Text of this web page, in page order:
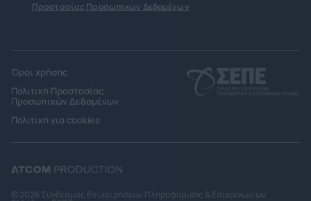
Προστασίας Προσωπικών Δεδομένων
Όροι χρήσης
Πολιτική Προστασίας
Προσωπικών Δεδομένων
Πολιτική για cookies
© 2026 Σύνδεσμος Επιχειρήσεων Πληροφορικής & Επικοινωνιών